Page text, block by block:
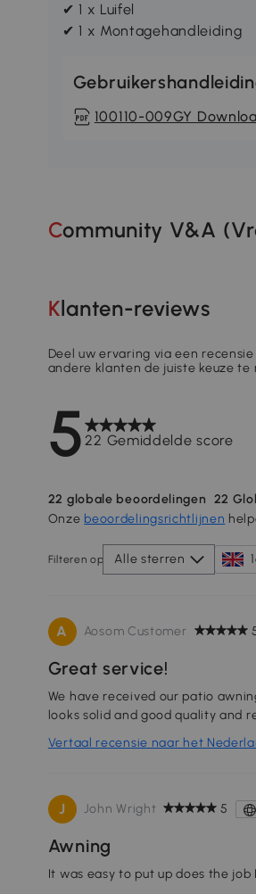
✔ 1 x Luifel
✔ 1 x Montagehandleiding
100110-009GY
Community V&A
Klanten-reviews
522 Gemiddelde score
Deel uw ervaring via een
andere klanten de juiste keuze te
22 globale beoordelingen 22
Onze beoordelingsrichtlijnen
Filteren op Alle sterren
A Aosom Customer
Great service!
We have received our patio
looks solid and good quality and
Vertaal recensie naar het
J John Wright 5
Awning
It was easy to put up does the